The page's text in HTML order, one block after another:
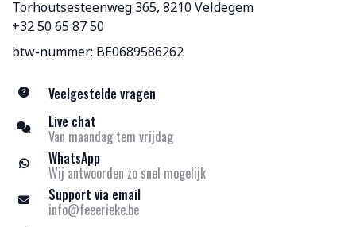
Torhoutsesteenweg 365, 8210 Veldegem
+32 50 65 87 50
btw-nummer: BE0689586262
Veelgestelde vragen
Live chat
Van maandag tem vrijdag
WhatsApp
Wij antwoorden zo snel mogelijk
Support via email
info@feeerieke.be